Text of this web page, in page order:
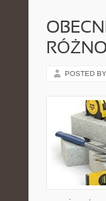
POSTED